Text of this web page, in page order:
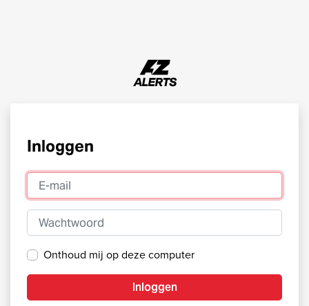
Inloggen
E-mail
Wachtwoord
Onthoud mij op deze computer
Inloggen